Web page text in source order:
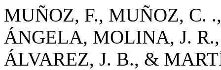
MUÑOZ, F., MUÑOZ, C.
ÁNGELA, MOLINA, J.
ÁLVAREZ, J. B., &